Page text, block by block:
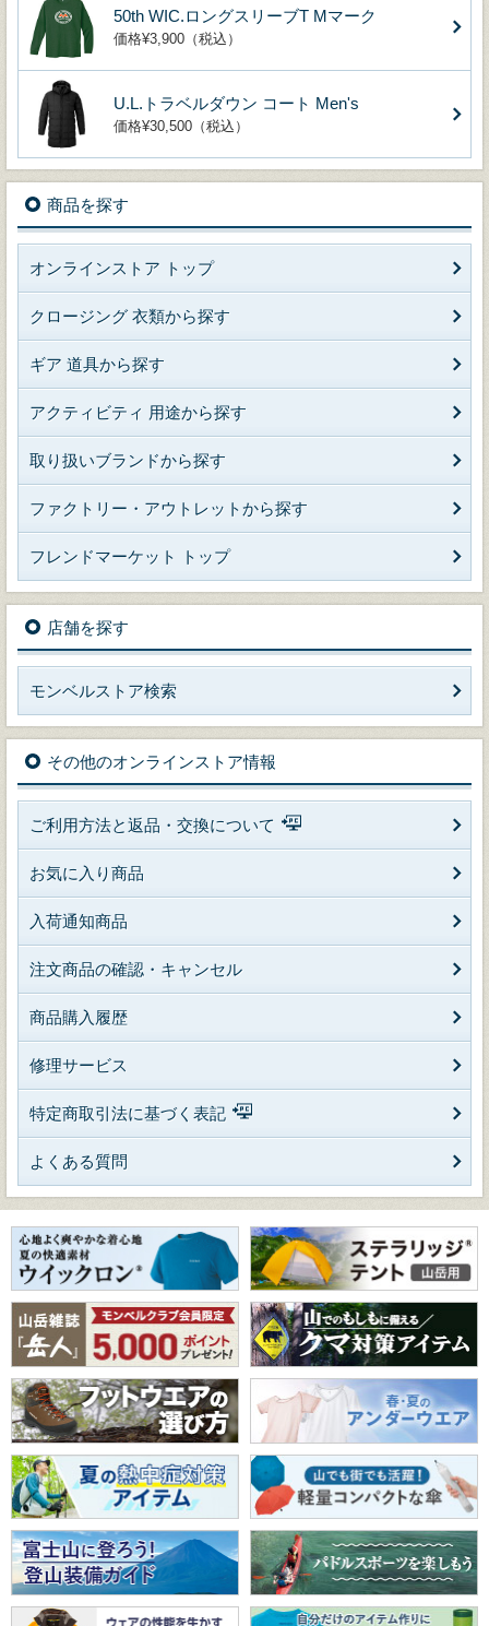
50th WIC.ロングスリーブT Mマーク
価格¥3,900（税込）
U.L.トラベルダウン コート Men's
価格¥30,500（税込）
商品を探す
オンラインストア トップ
クロージング 衣類から探す
ギア 道具から探す
アクティビティ 用途から探す
取り扱いブランドから探す
ファクトリー・アウトレットから探す
フレンドマーケット トップ
店舗を探す
モンベルストア検索
その他のオンラインストア情報
ご利用方法と返品・交換について
お気に入り商品
入荷通知商品
注文商品の確認・キャンセル
商品購入履歴
修理サービス
特定商取引法に基づく表記
よくある質問